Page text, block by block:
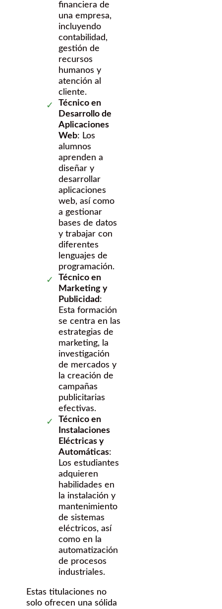
financiera de
una empresa,
incluyendo
contabilidad,
gestión de
recursos
humanos y
atención al
cliente.
Técnico en
Desarrollo de
Aplicaciones
Web: Los
alumnos
aprenden a
diseñar y
desarrollar
aplicaciones
web, así como
a gestionar
bases de datos
y trabajar con
diferentes
lenguajes de
programación.
Técnico en
Marketing y
Publicidad:
Esta formación
se centra en las
estrategias de
marketing, la
investigación
de mercados y
la creación de
campañas
publicitarias
efectivas.
Técnico en
Instalaciones
Eléctricas y
Automáticas:
Los estudiantes
adquieren
habilidades en
la instalación y
mantenimiento
de sistemas
eléctricos, así
como en la
automatización
de procesos
industriales.
Estas titulaciones no
solo ofrecen una sólida